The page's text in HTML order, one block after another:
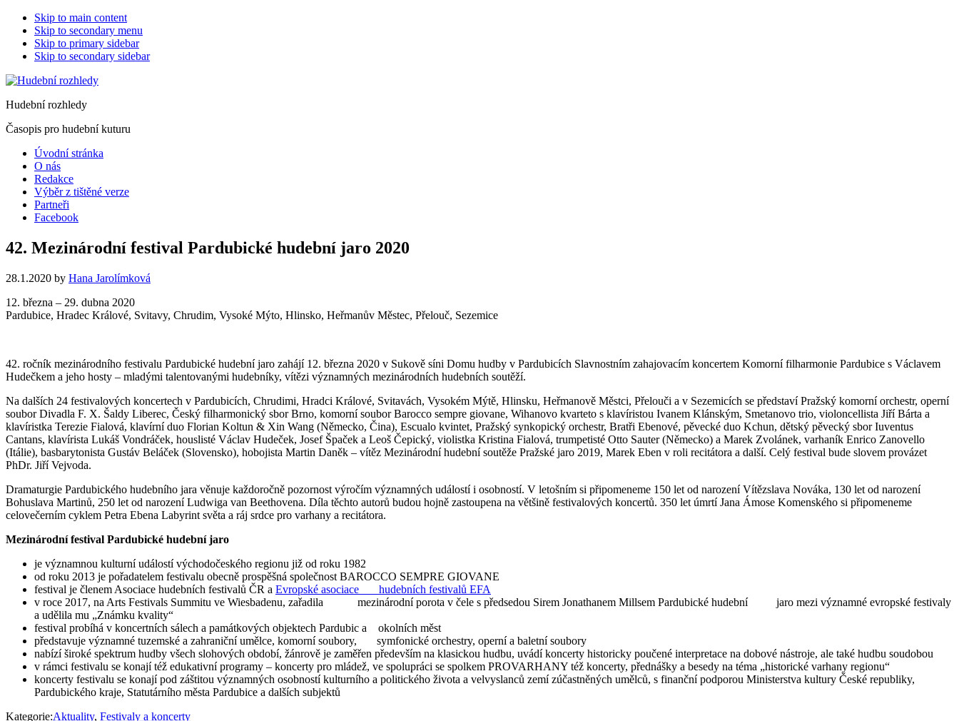
Skip to main content
Skip to secondary menu
Skip to primary sidebar
Skip to secondary sidebar
Hudební rozhledy
Časopis pro hudební kuturu
Úvodní stránka
O nás
Redakce
Výběr z tištěné verze
Partneři
Facebook
42. Mezinárodní festival Pardubické hudební jaro 2020
28.1.2020 by Hana Jarolímková
12. března – 29. dubna 2020
Pardubice, Hradec Králové, Svitavy, Chrudim, Vysoké Mýto, Hlinsko, Heřmanův Městec, Přelouč, Sezemice
42. ročník mezinárodního festivalu Pardubické hudební jaro zahájí 12. března 2020 v Sukově síni Domu hudby v Pardubicích Slavnostním zahajovacím koncertem Komorní filharmonie Pardubice s Václavem
Hudečkem a jeho hosty – mladými talentovanými hudebníky, vítězi významných mezinárodních hudebních soutěží.
Na dalších 24 festivalových koncertech v Pardubicích, Chrudimi, Hradci Králové, Svitavách, Vysokém Mýtě, Hlinsku, Heřmanově Městci, Přelouči a v Sezemicích se představí Pražský komorní orchestr, operní
soubor Divadla F. X. Šaldy Liberec, Český filharmonický sbor Brno, komorní soubor Barocco sempre giovane, Wihanovo kvarteto s klavíristou Ivanem Klánským, Smetanovo trio, violoncellista Jiří Bárta a
klavíristka Terezie Fialová, klavírní duo Florian Koltun & Xin Wang (Německo, Čina), Escualo kvintet, Pražský synkopický orchestr, Bratři Ebenové, pěvecké duo Kchun, dětský pěvecký sbor Iuventus
Cantans, klavírista Lukáš Vondráček, houslisté Václav Hudeček, Josef Špaček a Leoš Čepický, violistka Kristina Fialová, trumpetisté Otto Sauter (Německo) a Marek Zvolánek, varhaník Enrico Zanovello
(Itálie), basbarytonista Gustáv Beláček (Slovensko), hobojista Martin Daněk – vítěz Mezinárodní hudební soutěže Pražské jaro 2019, Marek Eben v roli recitátora a další. Celý festival bude slovem provázet
PhDr. Jiří Vejvoda.
Dramaturgie Pardubického hudebního jara věnuje každoročně pozornost výročím významných událostí i osobností. V letošním si připomeneme 150 let od narození Vítězslava Nováka, 130 let od narození
Bohuslava Martinů, 250 let od narození Ludwiga van Beethovena. Díla těchto autorů budou hojně zastoupena na většině festivalových koncertů. 350 let úmrtí Jana Ámose Komenského si připomeneme
celovečerním cyklem Petra Ebena Labyrint světa a ráj srdce pro varhany a recitátora.
Mezinárodní festival Pardubické hudební jaro
je významnou kulturní událostí východočeského regionu již od roku 1982
od roku 2013 je pořadatelem festivalu obecně prospěšná společnost BAROCCO SEMPRE GIOVANE
festival je členem Asociace hudebních festivalů ČR a Evropské asociace hudebních festivalů EFA
v roce 2017, na Arts Festivals Summitu ve Wiesbadenu, zařadila mezinárodní porota v čele s předsedou Sirem Jonathanem Millsem Pardubické hudební jaro mezi významné evropské festivaly
a udělila mu „Známku kvality“
festival probíhá v koncertních sálech a památkových objektech Pardubic a okolních měst
představuje významné tuzemské a zahraniční umělce, komorní soubory, symfonické orchestry, operní a baletní soubory
nabízí široké spektrum hudby všech slohových období, žánrově je zaměřen především na klasickou hudbu, uvádí koncerty historicky poučené interpretace na dobové nástroje, ale také hudbu soudobou
v rámci festivalu se konají též edukativní programy – koncerty pro mládež, ve spolupráci se spolkem PROVARHANY též koncerty, přednášky a besedy na téma „historické varhany regionu“
koncerty festivalu se konají pod záštitou významných osobností kulturního a politického života a velvyslanců zemí zúčastněných umělců, s finanční podporou Ministerstva kultury České republiky,
Pardubického kraje, Statutárního města Pardubice a dalších subjektů
Kategorie:Aktuality, Festivaly a koncerty